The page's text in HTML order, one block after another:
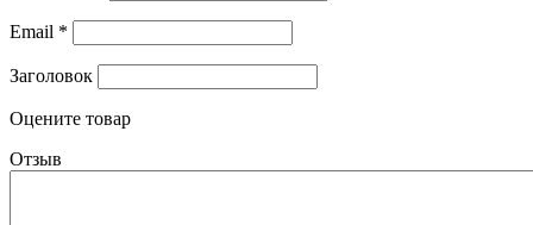
Email *
Заголовок
Оцените товар
Отзыв